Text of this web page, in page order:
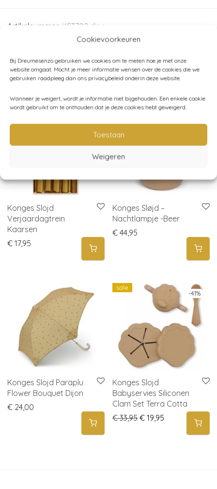
Cookievoorkeuren
Bij Dreumesenzo gebruiken we cookies om te meten hoe je met onze
website omgaat. Mocht je meer informatie wensen over de cookies die we
gebruiken raadpleeg dan ons privacybeleid onderin deze website.
Wanneer je weigert, wordt je informatie niet bijgehouden. Een enkele cookie
wordt gebruikt om te onthouden dat je deze cookies hebt geweigerd.
Toestaan
Weigeren
Artikelnummer: KS3702 dino
Konges Sløjd,Washandjes
Konges Slojd
Verjaardagtrein
Kaarsen
€ 17,95
Konges Sløjd –
Nachtlampje -Beer
€ 44,95
Konges Slojd Paraplu
Flower Bouquet Dijon
€ 24,00
-41%
sale
Konges Slojd
Babyservies Siliconen
Clam Set Terra Cotta
€33,95 Original price was: €
€ 19,95 Current price